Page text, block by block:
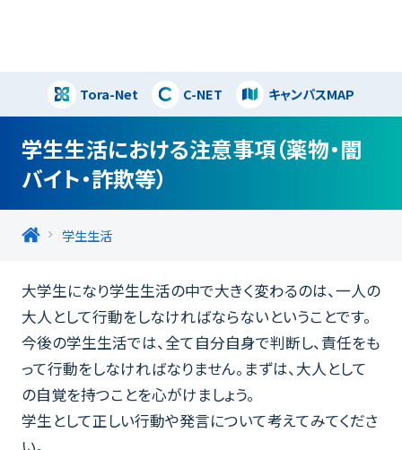
Tora-Net C-NET キャンパスMAP閉じる
学生生活における注意事項（薬物・闇
バイト・詐欺等）
学生生活
大学生になり学生生活の中で大きく変わるのは、一人の
大人として行動をしなければならないということです。
今後の学生生活では、全て自分自身で判断し、責任をも
って行動をしなければなりません。まずは、大人として
の自覚を持つことを心がけましょう。
学生として正しい行動や発言について考えてみてくださ